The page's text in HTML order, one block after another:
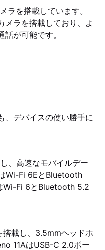
ラを搭載しています。
メラを搭載しており、よ
が可能です。
、デバイスの使い勝手に
、高速なモバイルデー
Wi-Fi 6EとBluetooth
Wi-Fi 6とBluetooth 5.2
載し、3.5mmヘッドホ
11AはUSB-C 2.0ポー